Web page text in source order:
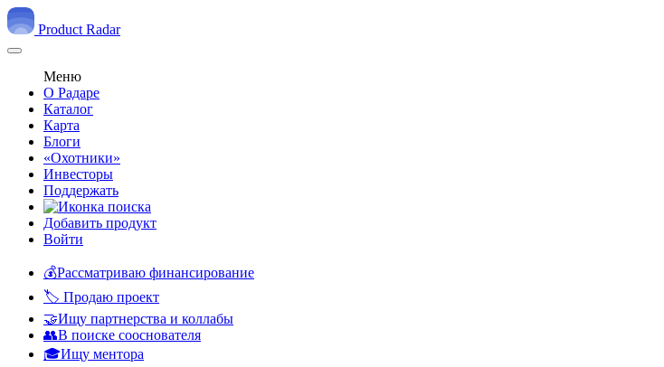
Product Radar
Меню
О Радаре
Каталог
Карта
Блоги
«Охотники»
Инвесторы
Поддержать
Добавить продукт
Войти
💰Рассматриваю финансирование
🏷️ Продаю проект
🤝Ищу партнерства и коллабы
👥В поиске сооснователя
🎓Ищу ментора